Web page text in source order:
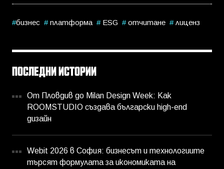
бизнес платформа ESG отчитане лиценз
ПОСЛЕДНИ ИСТОРИИ
От Пловдив до Milan Design Week: Как
ROOMSTUDIO създава български high-end
дизайн
Webit 2026 в София: бизнесът и технологиите
търсят формулата за икономиката на